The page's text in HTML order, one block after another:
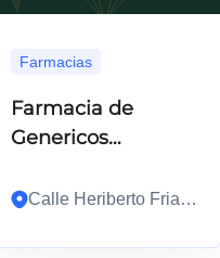
Farmacias
Farmacia de
Genericos
Calle Heriberto Frias